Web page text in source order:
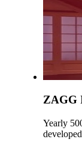
ZAGG
Yearly